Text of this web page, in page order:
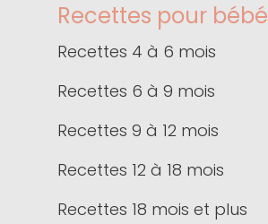
Recettes pour bébé
Recettes 4 à 6 mois
Recettes 6 à 9 mois
Recettes 9 à 12 mois
Recettes 12 à 18 mois
Recettes 18 mois et plus